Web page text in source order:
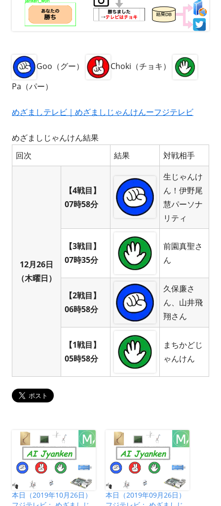
Goo（グー）
Choki（チョキ）
Pa（パー）
めざましテレビ｜めざましじゃんけんーフジテレビ
めざましじゃんけん結果
回次
結果 対戦相手
12月26日
（木曜日）
【4戦目】
07時58分
生じゃんけ
ん！伊野尾
慧パーソナ
リティ
【3戦目】
07時35分
前園真聖さ
ん
【2戦目】
06時58分
久保廉さ
ん、山井飛
翔さん
【1戦目】
05時58分
まちかどじ
ゃんけん
本日（2019年10月26日）
本日（2019年09月26日）